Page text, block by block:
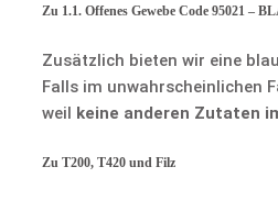
Zu 1.1. Offenes Gewebe Code 95021 –
Zusätzlich bieten wir eine
Falls im unwahrscheinlichen
weil keine anderen Zutaten
Zu T200, T420 und Filz